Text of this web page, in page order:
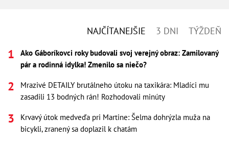
NAJČÍTANEJŠIE 3 DNI TÝŽDEŇ
Ako Gáboríkovci roky budovali svoj verejný obraz: Zamilovaný
pár a rodinná idylka! Zmenilo sa niečo?
Mrazivé DETAILY brutálneho útoku na taxikára: Mladíci mu
zasadili 13 bodných rán! Rozhodovali minúty
Krvavý útok medveďa pri Martine: Šelma dohrýzla muža na
bicykli, zranený sa doplazil k chatám